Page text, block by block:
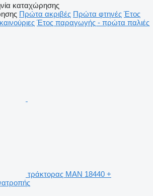
καταχώρησης
Πρώτα ακριβές Πρώτα φτηνές Έτος
Έτος παραγωγής - πρώτα παλιές
τράκτορας MAN 18440 +